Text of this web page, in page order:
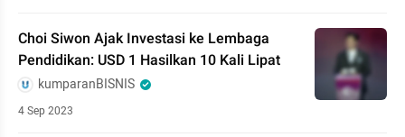
Choi Siwon Ajak Investasi ke Lembaga
Pendidikan: USD 1 Hasilkan 10 Kali Lipat
kumparanBISNIS
4 Sep 2023